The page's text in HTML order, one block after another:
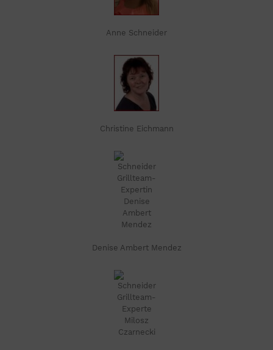
Anne Schneider
Christine Eichmann
Denise Ambert Mendez